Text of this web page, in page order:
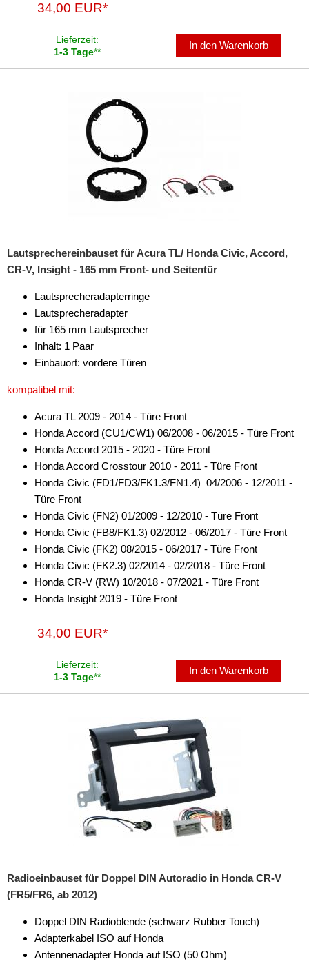
Lautsprecherringe
Lenkradadapter
Radioeinbausets
für Audi
für Buick
für Cadillac
für Chevrolet
für Chrysler
für Citroen
für Dacia
für Daewoo
für Dodge
für Fiat
für Ford
für Honda
CR-V
für Isuzu
für Iveco
für Jaguar
34,00 EUR*
Lieferzeit:
1-3 Tage**
In den Warenkorb
Lautsprechereinbauset für Acura TL/ Honda Civic, Accord,
CR-V, Insight - 165 mm Front- und Seitentür
Lautsprecheradapterringe
Lautsprecheradapter
für 165 mm Lautsprecher
Inhalt: 1 Paar
Einbauort: vordere Türen
kompatibel mit:
Acura TL 2009 - 2014 - Türe Front
Honda Accord (CU1/CW1) 06/2008 - 06/2015 - Türe Front
Honda Accord 2015 - 2020 - Türe Front
Honda Accord Crosstour 2010 - 2011 - Türe Front
Honda Civic (FD1/FD3/FK1.3/FN1.4) 04/2006 - 12/2011 -
Türe Front
Honda Civic (FN2) 01/2009 - 12/2010 - Türe Front
Honda Civic (FB8/FK1.3) 02/2012 - 06/2017 - Türe Front
Honda Civic (FK2) 08/2015 - 06/2017 - Türe Front
Honda Civic (FK2.3) 02/2014 - 02/2018 - Türe Front
Honda CR-V (RW) 10/2018 - 07/2021 - Türe Front
Honda Insight 2019 - Türe Front
34,00 EUR*
Lieferzeit:
1-3 Tage**
In den Warenkorb
Radioeinbauset für Doppel DIN Autoradio in Honda CR-V
(FR5/FR6, ab 2012)
Doppel DIN Radioblende (schwarz Rubber Touch)
Adapterkabel ISO auf Honda
Antennenadapter Honda auf ISO (50 Ohm)